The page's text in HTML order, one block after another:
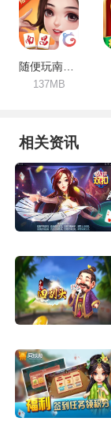
随便玩南昌麻将
137MB
相关资讯